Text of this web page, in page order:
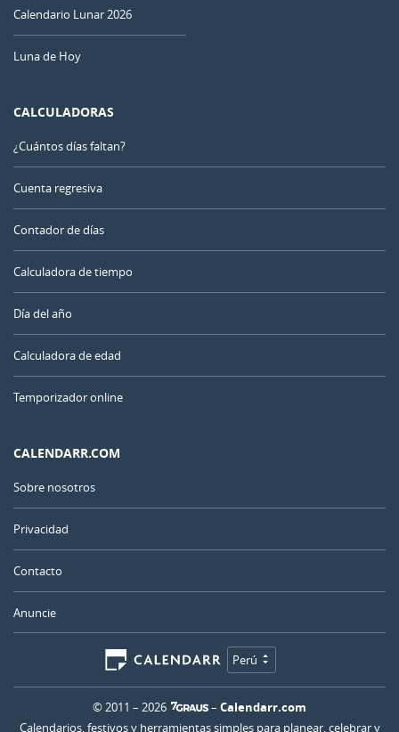
Calendario Lunar 2026
Luna de Hoy
CALCULADORAS
¿Cuántos días faltan?
Cuenta regresiva
Contador de días
Calculadora de tiempo
Día del año
Calculadora de edad
Temporizador online
CALENDARR.COM
Sobre nosotros
Privacidad
Contacto
Anuncie
Perú
© 2011 – 2026 – Calendarr.com
Calendarios, festivos y herramientas simples para planear, celebrar y